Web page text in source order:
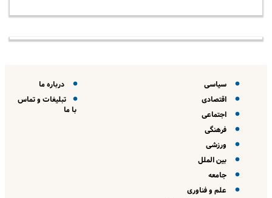
سیاسی
اقتصادی
اجتماعی
فرهنگی
ورزشی
بین الملل
جامعه
علم و فناوری
درباره ما
تبلیغات و تماس
با ما